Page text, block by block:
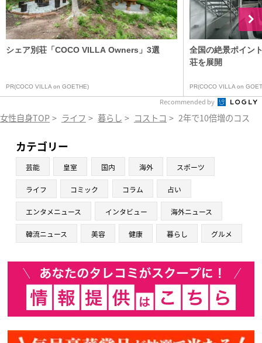
シェア別荘「COCO VILLA Owners」3選
PR(COCO VILLA on GOETHE)
全国の絶景ポイン
荘を展開
PR(COCO VILLA on
Recommended by
女性自身TOP > ライフ > 暮らし > コストコ > 2年で10倍増のコスト
カテゴリー
芸能 皇室 国内 海外 スポーツ
ライフ コミック コラム 占い
エンタメニュース インタビュー 海外ニュース
韓流ニュース 美容 健康 暮らし グルメ